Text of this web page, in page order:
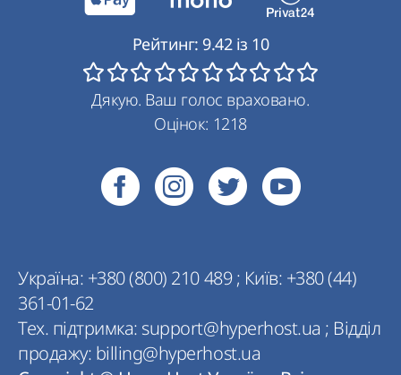
Україна: +380 (800) 210 489; Київ: +380 (44)
361-01-62
Тех. підтримка: support@hyperhost.ua ; Відділ
продажу: billing@hyperhost.ua
Рейтинг: 9.42із 10
Дякую. Ваш голос враховано.
Оцінок: 1218